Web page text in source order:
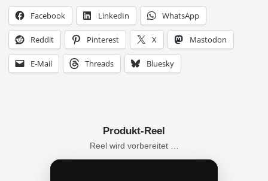
Facebook LinkedIn WhatsApp
Reddit Pinterest X Mastodon
E-Mail Threads Bluesky
Produkt-Reel
Reel wird vorbereitet …